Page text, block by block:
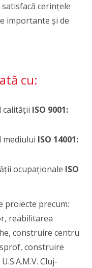
cerințele
importante și de
cu:
calității ISO 9001:
mediului ISO 14001:
ocupaționale ISO
proiecte precum:
reabilitarea
construire centru
construire
Cluj-